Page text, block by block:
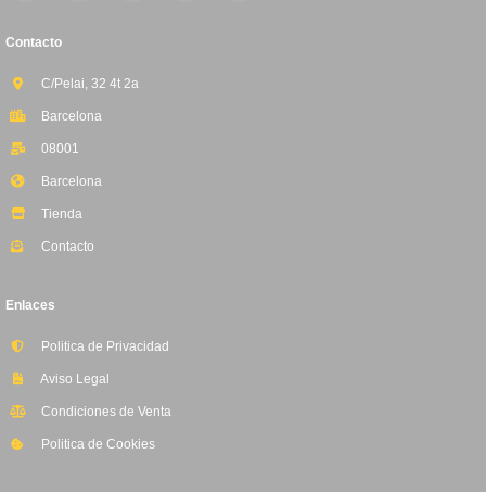
Contacto
C/Pelai, 32 4t 2a
Barcelona
08001
Barcelona
Tienda
Contacto
Enlaces
Politica de Privacidad
Aviso Legal
Condiciones de Venta
Politica de Cookies